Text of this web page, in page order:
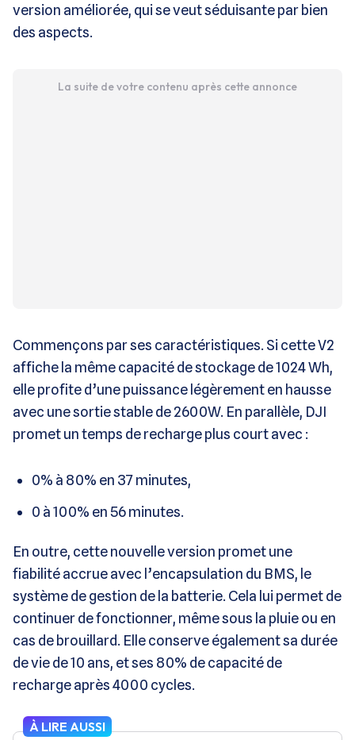
version améliorée, qui se veut séduisante par bien
des aspects.
La suite de votre contenu après cette annonce
Commençons par ses caractéristiques. Si cette V2
affiche la même capacité de stockage de 1024 Wh,
elle profite d’une puissance légèrement en hausse
avec une sortie stable de 2600W. En parallèle, DJI
promet un temps de recharge plus court avec :
0% à 80% en 37 minutes,
0 à 100% en 56 minutes.
En outre, cette nouvelle version promet une
fiabilité accrue avec l’encapsulation du BMS, le
système de gestion de la batterie. Cela lui permet de
continuer de fonctionner, même sous la pluie ou en
cas de brouillard. Elle conserve également sa durée
de vie de 10 ans, et ses 80% de capacité de
recharge après 4000 cycles.
À LIRE AUSSI